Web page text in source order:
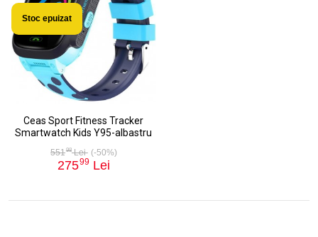
Stoc epuizat
Ceas Sport Fitness Tracker
Smartwatch Kids Y95-albastru
55198Lei (-50%)
27599 Lei